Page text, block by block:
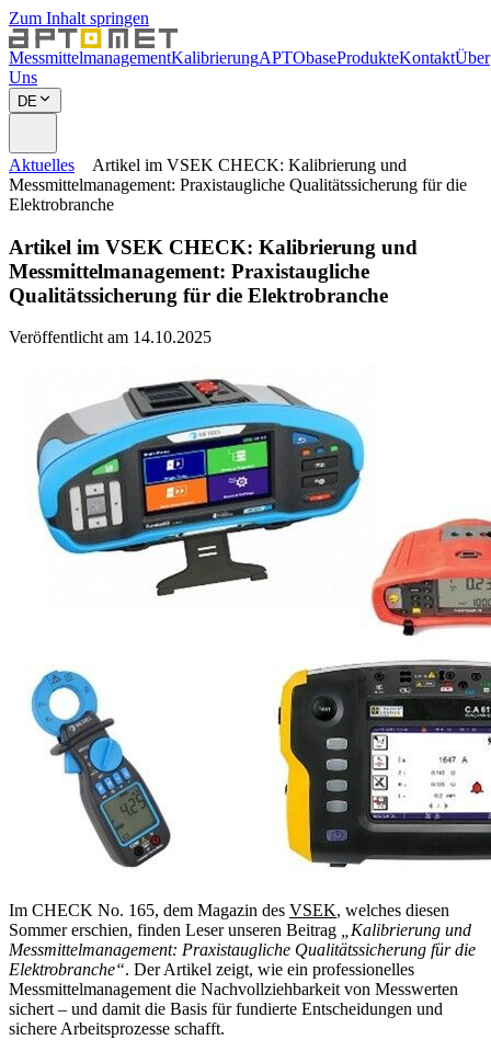
Zum Inhalt springen
MessmittelmanagementKalibrierungAPTObaseProdukteKontaktÜber
Uns
DE
Aktuelles
Artikel im VSEK CHECK: Kalibrierung und
Messmittelmanagement: Praxistaugliche Qualitätssicherung für die
Elektrobranche
Artikel im VSEK CHECK: Kalibrierung und
Messmittelmanagement: Praxistaugliche
Qualitätssicherung für die Elektrobranche
Veröffentlicht am 14.10.2025
Im CHECK No. 165, dem Magazin des VSEK, welches diesen
Sommer erschien, finden Leser unseren Beitrag „Kalibrierung und
Messmittelmanagement: Praxistaugliche Qualitätssicherung für die
Elektrobranche“. Der Artikel zeigt, wie ein professionelles
Messmittelmanagement die Nachvollziehbarkeit von Messwerten
sichert – und damit die Basis für fundierte Entscheidungen und
sichere Arbeitsprozesse schafft.